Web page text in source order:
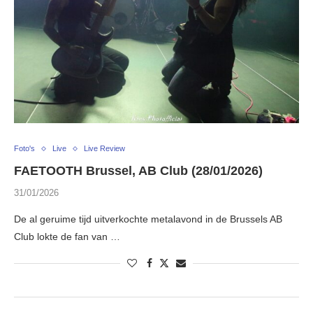
Foto's Live Live Review
FAETOOTH Brussel, AB Club (28/01/2026)
31/01/2026
De al geruime tijd uitverkochte metalavond in de Brussels AB
Club lokte de fan van …